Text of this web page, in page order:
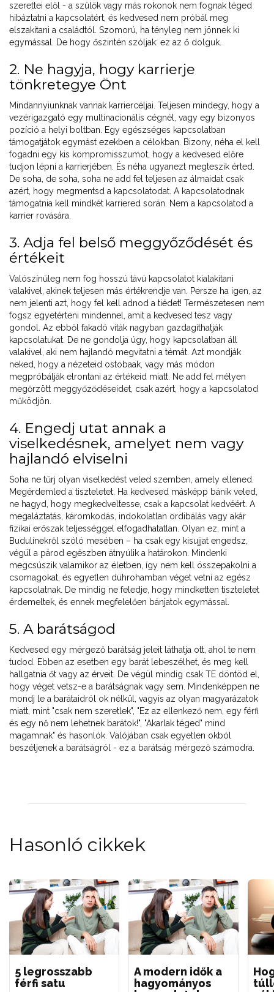
szerettei elől - a szülők vagy más rokonok nem fognak téged
hibáztatni a kapcsolatért, és kedvesed nem próbál meg
elszakítani a családtól. Szomorú, ha tényleg nem jönnek ki
egymással. De hogy őszintén szóljak: ez az ő dolguk.
2. Ne hagyja, hogy karrierje
tönkretegye Önt
Mindannyiunknak vannak karriercéljai. Teljesen mindegy, hogy a
vezérigazgató egy multinacionális cégnél, vagy egy bizonyos
pozíció a helyi boltban. Egy egészséges kapcsolatban
támogatjátok egymást ezekben a célokban. Bizony, néha el kell
fogadni egy kis kompromisszumot, hogy a kedvesed előre
tudjon lépni a karrierjében. És néha ugyanezt megteszik érted.
De soha, de soha, soha ne add fel teljesen az álmaidat csak
azért, hogy megmentsd a kapcsolatodat. A kapcsolatodnak
támogatnia kell mindkét karriered során. Nem a kapcsolatod a
karrier rovására.
3. Adja fel belső meggyőződését és
értékeit
Valószínűleg nem fog hosszú távú kapcsolatot kialakítani
valakivel, akinek teljesen más értékrendje van. Persze ha igen, az
nem jelenti azt, hogy fel kell adnod a tiédet! Természetesen nem
fogsz egyetérteni mindennel, amit a kedvesed tesz vagy
gondol. Az ebből fakadó viták nagyban gazdagíthatják
kapcsolatukat. De ne gondolja úgy, hogy kapcsolatban áll
valakivel, aki nem hajlandó megvitatni a témát. Azt mondják
neked, hogy a nézeteid ostobaak, vagy más módon
megpróbálják elrontani az értékeid miatt. Ne add fel mélyen
megőrzött meggyőződéseidet, csak azért, hogy a kapcsolatod
működjön.
4. Engedj utat annak a
viselkedésnek, amelyet nem vagy
hajlandó elviselni
Soha ne tűrj olyan viselkedést veled szemben, amely ellened.
Megérdemled a tiszteletet. Ha kedvesed másképp bánik veled,
ne hagyd, hogy megkedveltesse, csak a kapcsolat kedvéért. A
megaláztatás, káromkodás, indokolatlan ordibálás vagy akár
fizikai erőszak teljességgel elfogadhatatlan. Olyan ez, mint a
Budulínekről szóló mesében – ha csak egy kisujjat engedsz,
végül a párod egészben átnyúlik a határokon. Mindenki
megcsúszik valamikor az életben, így nem kell összepakolni a
csomagokat, és egyetlen dührohamban véget vetni az egész
kapcsolatnak. De mindig ne feledje, hogy mindketten tiszteletet
érdemeltek, és ennek megfelelően bánjatok egymással.
5. A barátságod
Kedvesed egy mérgező barátság jeleit láthatja ott, ahol te nem
tudod. Ebben az esetben egy barát lebeszélhet, és meg kell
hallgatnia őt vagy az érveit. De végül mindig csak TE döntöd el,
hogy véget vetsz-e a barátságnak vagy sem. Mindenképpen ne
mondj le a barátaidról ok nélkül, vagyis az olyan magyarázatok
miatt, mint "csak nem szeretlek", "Ez az ellenkező nem, egy férfi
és egy nő nem lehetnek barátok!", "Akarlak téged" mind
magamnak" és hasonlók. Valójában csak egyetlen okból
beszéljenek a barátságról - ez a barátság mérgező számodra.
Hasonló cikkek
5 legrosszabb
férfi satu
A modern idők a
hagyományos